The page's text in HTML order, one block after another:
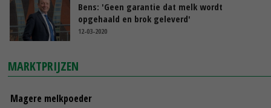
Bens: 'Geen garantie dat melk wordt
opgehaald en brok geleverd'
12-03-2020
MARKTPRIJZEN
Magere melkpoeder